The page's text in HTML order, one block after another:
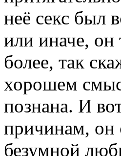
неё секс был
или иначе, он
более, так
хорошем
познана. И
причинам, он
безумной